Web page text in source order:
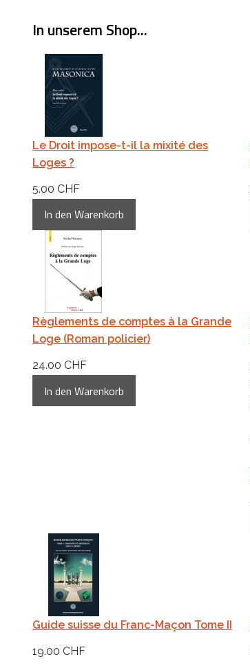
In unserem Shop...
Le Droit impose-t-il la mixité des
Loges ?
5.00 CHF
Règlements de comptes à la Grande
Loge (Roman policier)
24.00 CHF
Guide suisse du Franc-Maçon Tome II
19.00 CHF